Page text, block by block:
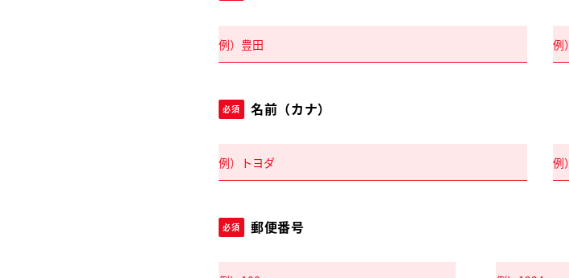
必須 名前（カナ）
必須 郵便番号